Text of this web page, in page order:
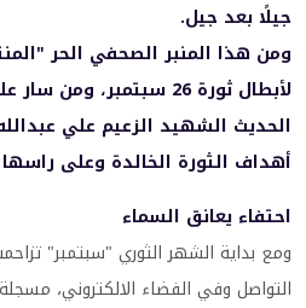
جيلًا بعد جيل.
ومن هذا المنبر الصحفي الحر
لأبطال ثورة 26 سبتمبر،
الحديث الشهيد الزعيم علي
أهداف الثورة الخالدة وعلى
احتفاء يعانق السماء
ومع بداية الشهر الثوري "سبتمبر"
التواصل وفي الفضاء الالكتروني،